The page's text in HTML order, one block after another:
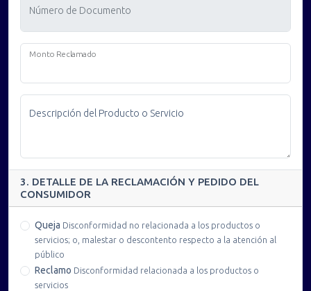
Número de Documento
Monto Reclamado
Descripción del Producto o Servicio
3. DETALLE DE LA RECLAMACIÓN Y PEDIDO DEL
CONSUMIDOR
Queja Disconformidad no relacionada a los productos o
servicios; o, malestar o descontento respecto a la atención al
público
Reclamo Disconformidad relacionada a los productos o
servicios